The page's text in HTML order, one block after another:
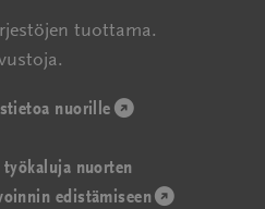
tuottama.
nuorille (avautuu
ikkunassa)
nuorten
edistämiseen (avautuu